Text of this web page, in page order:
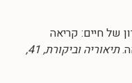
(2013). זיכרון של חיים: קריאה
תיאוריה וביקורת, 41,